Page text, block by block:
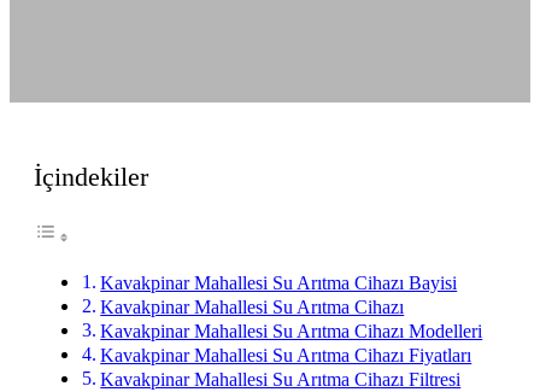
İçindekiler
Kavakpinar Mahallesi Su Arıtma Cihazı Bayisi
Kavakpinar Mahallesi Su Arıtma Cihazı
Kavakpinar Mahallesi Su Arıtma Cihazı Modelleri
Kavakpinar Mahallesi Su Arıtma Cihazı Fiyatları
Kavakpinar Mahallesi Su Arıtma Cihazı Filtresi